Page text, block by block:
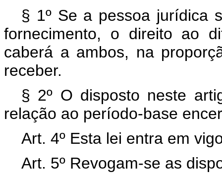
§ 1º Se a pessoa jurídica
fornecimento, o direito ao
caberá a ambos, na
receber.
§ 2º O disposto neste
relação ao período-base
Art. 4º Esta lei entra em
Art. 5º Revogam-se as